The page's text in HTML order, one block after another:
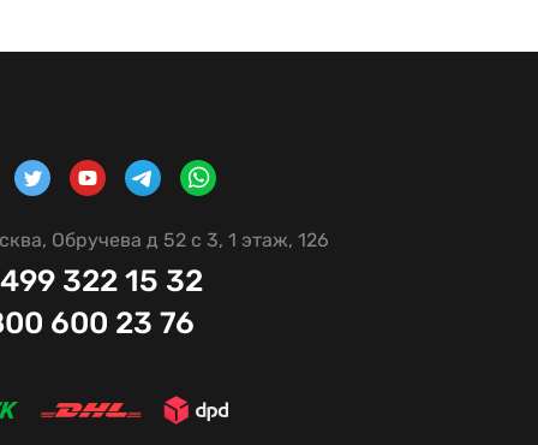
Обручева д 52 с 3, 1 этаж, 126
322 15 32
600 23 76